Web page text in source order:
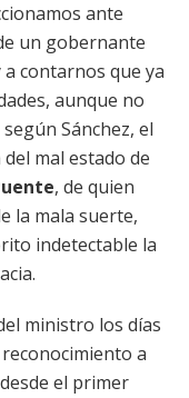
ante
un gobernante
contarnos que ya
aunque no
Sánchez, el
mal estado de
, de quien
la mala suerte,
indetectable la
ministro los días
a
el primer